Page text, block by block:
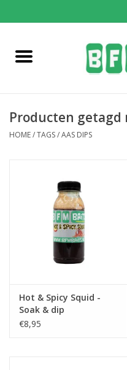
Home
Soaks & Dips
Bucket Deals
Partikels & Pellets
Producten getagd
HOME/TAGS/AAS DIPS
Hot & Spicy Squid -
Soak & dip
€8,95